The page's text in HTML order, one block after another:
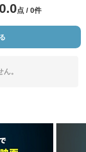
Marcello Thedford
Richard Grant
0.0点 / 0件
。